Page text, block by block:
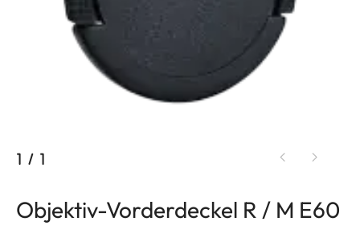
1 / 1
Objektiv-Vorderdeckel R / M E60